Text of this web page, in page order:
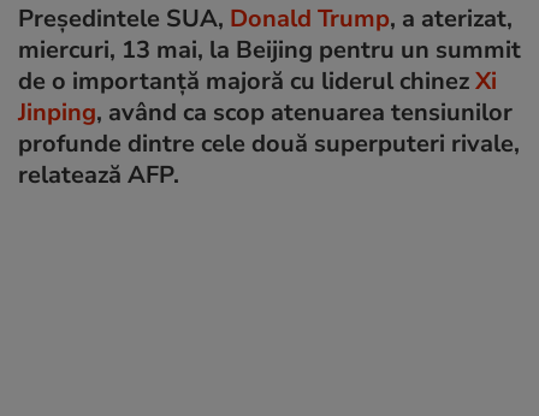
Președintele SUA, Donald Trump, a aterizat,
miercuri, 13 mai, la Beijing pentru un summit
de o importanță majoră cu liderul chinezXi
Jinping, având ca scop atenuarea tensiunilor
profunde dintre cele două superputeri rivale,
relatează AFP.